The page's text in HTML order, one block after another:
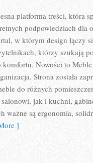
platforma treści, która
podpowiedziach dla
w którym design łączy
którzy szukają
komfortu. Nowości to
Strona została
do różnych
jak i kuchni,
ważne są ergonomia,
]